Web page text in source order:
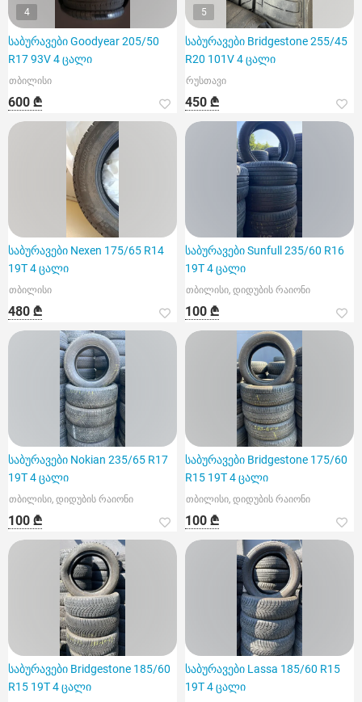
4
საბურავები Goodyear 205/50
R17 93V 4 ცალი
თბილისი
600 ₾
5
საბურავები Bridgestone 255/45
R20 101V 4 ცალი
რუსთავი
450 ₾
საბურავები Nexen 175/65 R14
19T 4 ცალი
თბილისი
480 ₾
საბურავები Sunfull 235/60 R16
19T 4 ცალი
თბილისი, დიდუბის რაიონი
100 ₾
საბურავები Nokian 235/65 R17
19T 4 ცალი
თბილისი, დიდუბის რაიონი
100 ₾
საბურავები Bridgestone 175/60
R15 19T 4 ცალი
თბილისი, დიდუბის რაიონი
100 ₾
საბურავები Bridgestone 185/60
R15 19T 4 ცალი
საბურავები Lassa 185/60 R15
19T 4 ცალი